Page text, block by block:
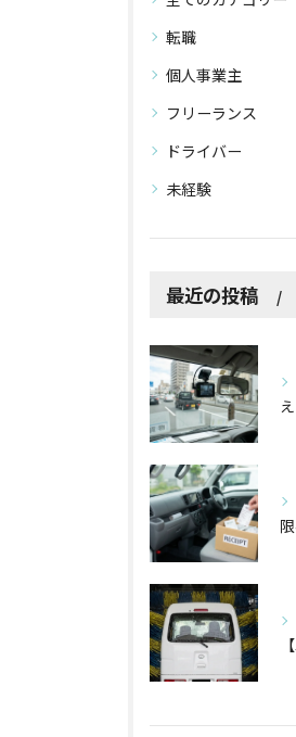
転職
個人事業主
フリーランス
ドライバー
未経験
最近の投稿